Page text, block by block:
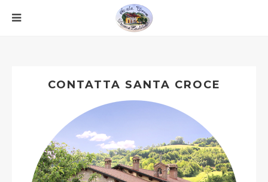
CONTATTA SANTA CROCE